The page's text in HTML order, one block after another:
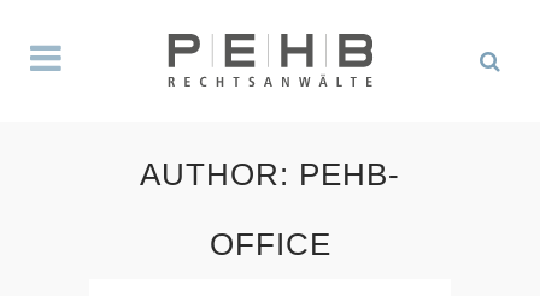
AUTHOR: PEHB-
OFFICE